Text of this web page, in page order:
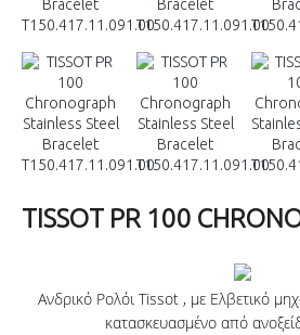
Ανδρικό Ρολόι Tissot , με Ελβετικό
κατασκευασμένο από